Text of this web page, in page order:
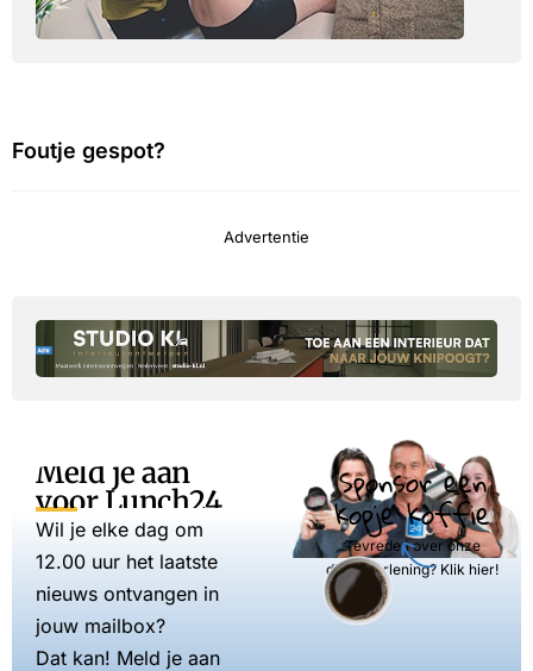
Foutje gespot?
Advertentie
Meld je aan
voor Lunch24
Wil je elke dag om
12.00 uur het laatste
nieuws ontvangen in
jouw mailbox?
Dat kan! Meld je aan
Sponsor een
kopje koffie
Tevreden over onze
dienstverlening? Klik hier!